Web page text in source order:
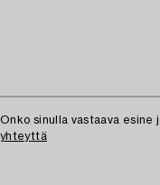
Onko sinulla vastaava
yhteyttä